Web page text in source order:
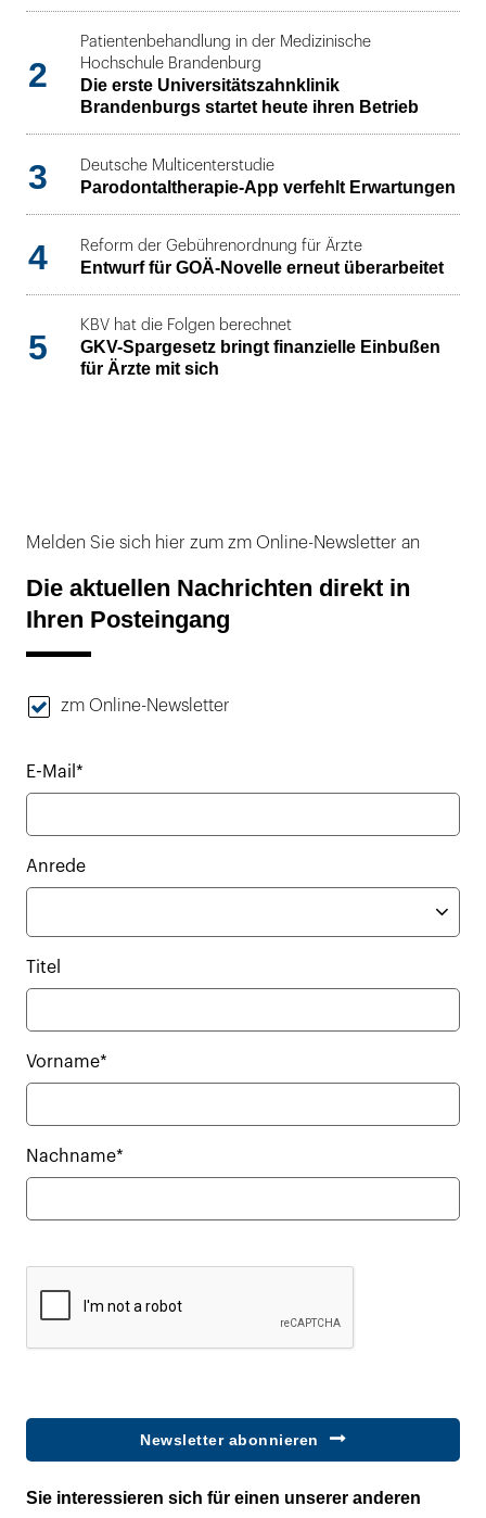
2
Patientenbehandlung in der Medizinische
Hochschule Brandenburg
Die erste Universitätszahnklinik
Brandenburgs startet heute ihren Betrieb
3 Deutsche Multicenterstudie
Parodontaltherapie-App verfehlt Erwartungen
4 Reform der Gebührenordnung für Ärzte
Entwurf für GOÄ-Novelle erneut überarbeitet
5
KBV hat die Folgen berechnet
GKV-Spargesetz bringt finanzielle Einbußen
für Ärzte mit sich
Melden Sie sich hier zum zm Online-Newsletter an
Die aktuellen Nachrichten direkt in
Ihren Posteingang
zm Online-Newsletter
E-Mail*
Anrede
Titel
Vorname*
Nachname*
Newsletter abonnieren
Sie interessieren sich für einen unserer anderen